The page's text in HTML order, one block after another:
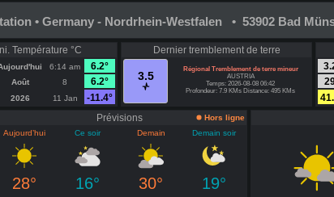
• Germany - Nordrhein-Westfalen • 53902 Bad
Température °C
6:14 am
6.2°
Août 8
6.2°
2026 11 Jan -11.4°
Dernier tremblement de terre
3.5
Régional Tremblement de terre mineur
AUSTRIA
Temps: 2026-08-08 06:42
Profondeur: 7.9 KMs Distance: 495 KMs
Prévisions
Hors ligne
Aujourd’hui
Ce soir Demain Demain soir
28° 16° 30° 19°